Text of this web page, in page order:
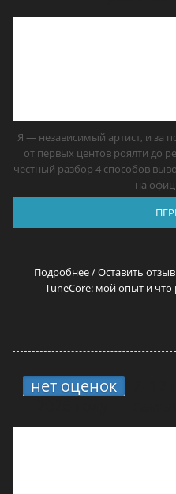
Я — независимый артист, и за
от первых центов роялти до
честный разбор 4 способов
на
Подробнее / Оставить
TuneCore: мой опыт и что
нет оценок